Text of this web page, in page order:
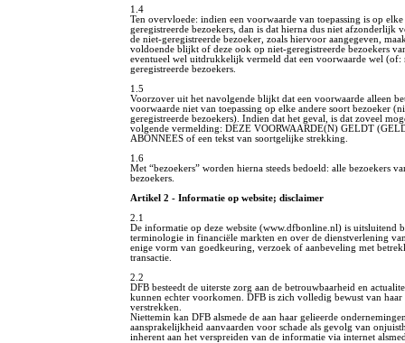
1.4
Ten overvloede: indien een voorwaarde van toepassing is op
geregistreerde bezoekers, dan is dat hierna dus niet afzonderlijk
de niet-geregistreerde bezoeker, zoals hiervoor aangegeven,
voldoende blijkt of deze ook op niet-geregistreerde bezoekers
eventueel wel uitdrukkelijk vermeld dat een voorwaarde wel
geregistreerde bezoekers.
1.5
Voorzover uit het navolgende blijkt dat een voorwaarde alleen
voorwaarde niet van toepassing op elke andere soort bezoeker
geregistreerde bezoekers). Indien dat het geval, is dat zoveel
volgende vermelding: DEZE VOORWAARDE(N) GELDT
ABONNEES of een tekst van soortgelijke strekking.
1.6
Met “bezoekers” worden hierna steeds bedoeld: alle bezoekers
bezoekers.
Artikel 2 - Informatie op website; disclaimer
2.1
De informatie op deze website (www.dfbonline.nl) is uitsluitend
terminologie in financiële markten en over de dienstverlening
enige vorm van goedkeuring, verzoek of aanbeveling met
transactie.
2.2
DFB besteedt de uiterste zorg aan de betrouwbaarheid en
kunnen echter voorkomen. DFB is zich volledig bewust van
verstrekken.
Niettemin kan DFB alsmede de aan haar gelieerde
aansprakelijkheid aanvaarden voor schade als gevolg van
inherent aan het verspreiden van de informatie via internet